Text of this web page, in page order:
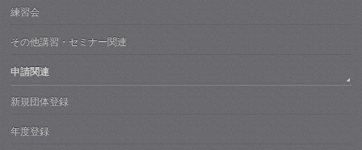
練習会
その他講習・セミナー関連
申請関連
新規団体登録
年度登録